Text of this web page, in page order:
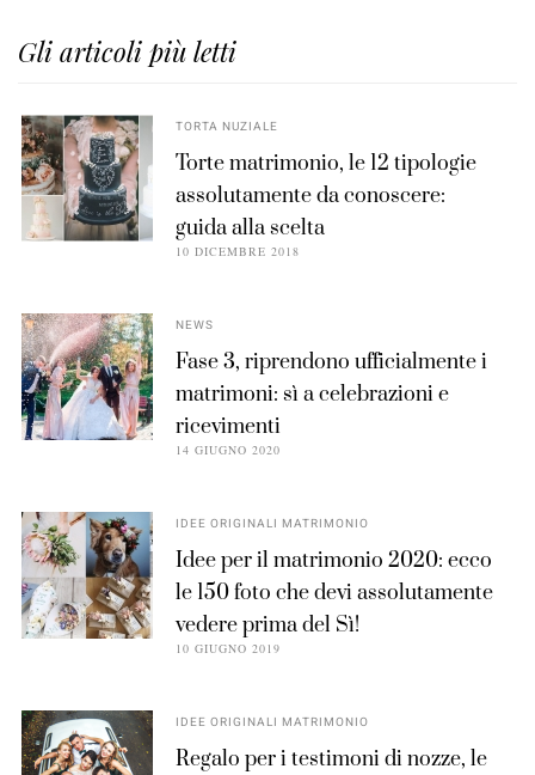
Gli articoli più letti
TORTA NUZIALE
Torte matrimonio, le 12 tipologie
assolutamente da conoscere:
guida alla scelta
10 DICEMBRE 2018
NEWS
Fase 3, riprendono ufficialmente i
matrimoni: sì a celebrazioni e
ricevimenti
14 GIUGNO 2020
IDEE ORIGINALI MATRIMONIO
Idee per il matrimonio 2020: ecco
le 150 foto che devi assolutamente
vedere prima del Sì!
10 GIUGNO 2019
IDEE ORIGINALI MATRIMONIO
Regalo per i testimoni di nozze, le